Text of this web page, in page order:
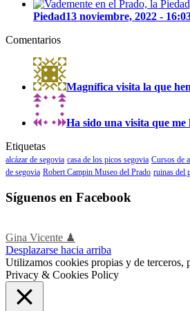
Piedad13 noviembre, 2022 -
Comentarios
Magnífica visita la que
Ha sido una visita que
Etiquetas
alcázar de segovia casa de los picos segovia Cursos de
de segovia Robert Campin Museo del Prado ruinas del
Síguenos en Facebook
Gina Vicente ♟
Desplazarse hacia arriba
Utilizamos cookies propias y de terceros,
Privacy & Cookies Policy